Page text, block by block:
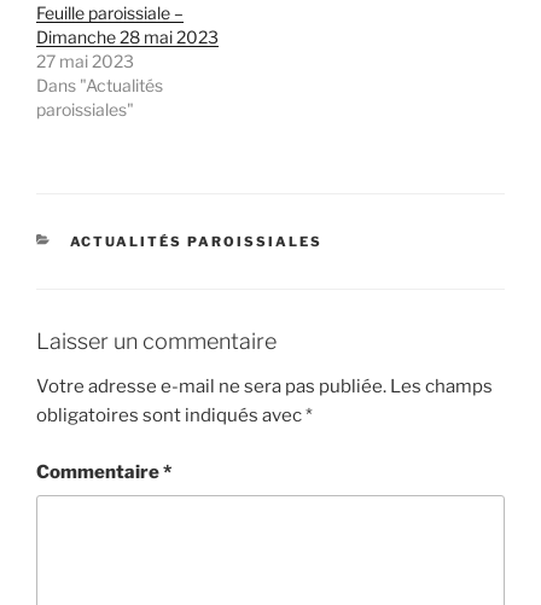
Feuille paroissiale –
Dimanche 28 mai 2023
27 mai 2023
Dans "Actualités
paroissiales"
CATÉGORIES
ACTUALITÉS PAROISSIALES
Laisser un commentaire
Votre adresse e-mail ne sera pas publiée. Les champs
obligatoires sont indiqués avec*
Commentaire*